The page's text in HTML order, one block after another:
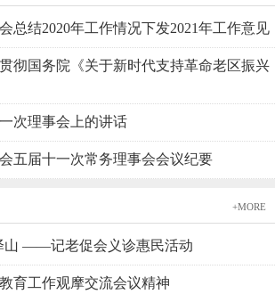
总结2020年工作情况下发2021年工作意见
彻国务院《关于新时代支持革命老区振兴
次理事会上的讲话
五届十一次常务理事会会议纪要
+MORE
山 ——记老促会义诊惠民活动
育工作观摩交流会议精神